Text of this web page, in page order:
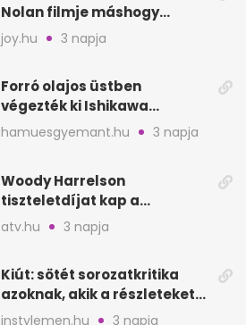
Nolan filmje máshogy
mutat, mint Homérosz
joy.hu 3 napja
Forró olajos üstben
végezték ki Ishikawa
Goemont, Japán Robin
Hoodját
hamuesgyemant.hu 3 napja
Woody Harrelson
tiszteletdíjat kap a
Szarajevói Filmfesztiválon
atv.hu 3 napja
Kiút: sötét sorozatkritika
azoknak, akik a részleteket
keresik
instylemen.hu 3 napja